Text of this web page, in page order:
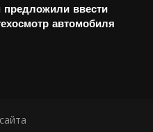
предложили ввести
автомобиля